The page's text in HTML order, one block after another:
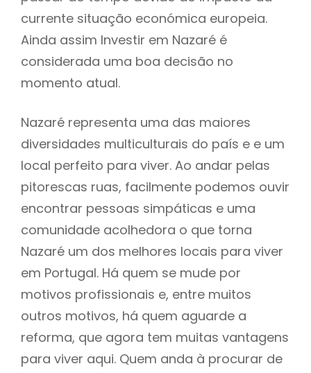
currente situação económica europeia.
Ainda assim Investir em Nazaré é
considerada uma boa decisão no
momento atual.
Nazaré representa uma das maiores
diversidades multiculturais do país e e um
local perfeito para viver. Ao andar pelas
pitorescas ruas, facilmente podemos ouvir
encontrar pessoas simpáticas e uma
comunidade acolhedora o que torna
Nazaré um dos melhores locais para viver
em Portugal. Há quem se mude por
motivos profissionais e, entre muitos
outros motivos, há quem aguarde a
reforma, que agora tem muitas vantagens
para viver aqui. Quem anda à procurar de